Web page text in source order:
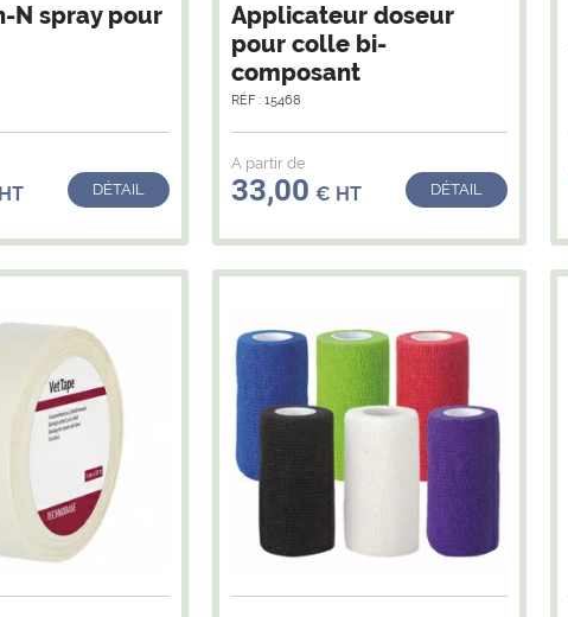
N spray pour
DÉTAIL
Applicateur doseur
pour colle bi-
composant
RÉF : 15468
A partir de
33,00 € HT DÉTAIL